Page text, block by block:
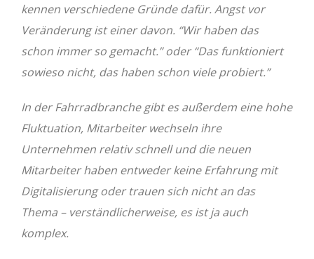
kennen verschiedene Gründe dafür. Angst vor
Veränderung ist einer davon. “Wir haben das
schon immer so gemacht.” oder “Das funktioniert
sowieso nicht, das haben schon viele probiert.”
In der Fahrradbranche gibt es außerdem eine hohe
Fluktuation, Mitarbeiter wechseln ihre
Unternehmen relativ schnell und die neuen
Mitarbeiter haben entweder keine Erfahrung mit
Digitalisierung oder trauen sich nicht an das
Thema – verständlicherweise, es ist ja auch
komplex.